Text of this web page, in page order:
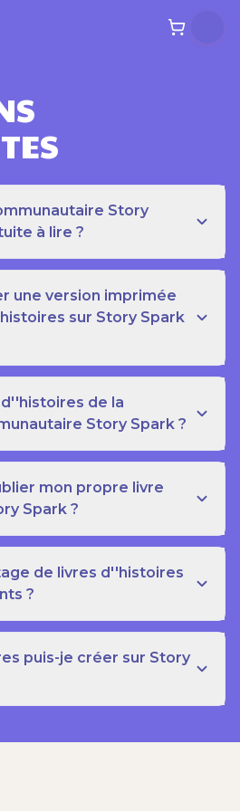
Story
à lire ?
une version imprimée
sur Story Spark
de la
Story Spark ?
mon propre livre
Spark ?
de livres d''histoires
?
puis-je créer sur Story